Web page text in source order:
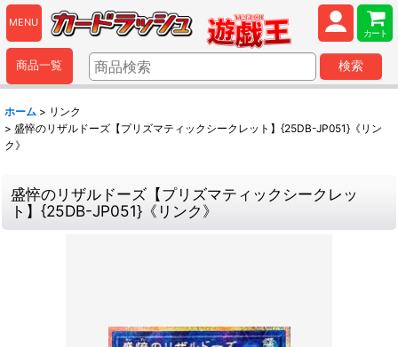
MENU
カート
商品一覧 検索
ホーム > リンク
> 盛悴のリザルドーズ【プリズマティックシークレット】{25DB-JP051}《リン
ク》
盛悴のリザルドーズ【プリズマティックシークレッ
ト】{25DB-JP051}《リンク》